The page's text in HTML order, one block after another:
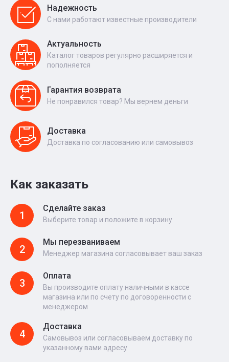
Надежность
С нами работают известные производители
Актуальность
Каталог товаров регулярно расширяется и
пополняется
Гарантия возврата
Не понравился товар? Мы вернем деньги
Доставка
Доставка по согласованию или самовывоз
Как заказать
1
Сделайте заказ
Выберите товар и положите в корзину
2
Мы перезваниваем
Менеджер магазина согласовывает ваш заказ
3
Оплата
Вы производите оплату наличными в кассе
магазина или по счету по договоренности с
менеджером
4
Доставка
Самовывоз или согласовываем доставку по
указанному вами адресу